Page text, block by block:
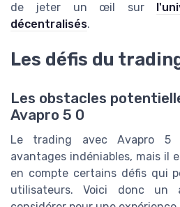
de jeter un œil sur
décentralisés.
Les défis du
Les obstacles
Avapro 5 0
Le trading avec Avapro 5
avantages indéniables, mais il
en compte certains défis qui
utilisateurs. Voici donc un